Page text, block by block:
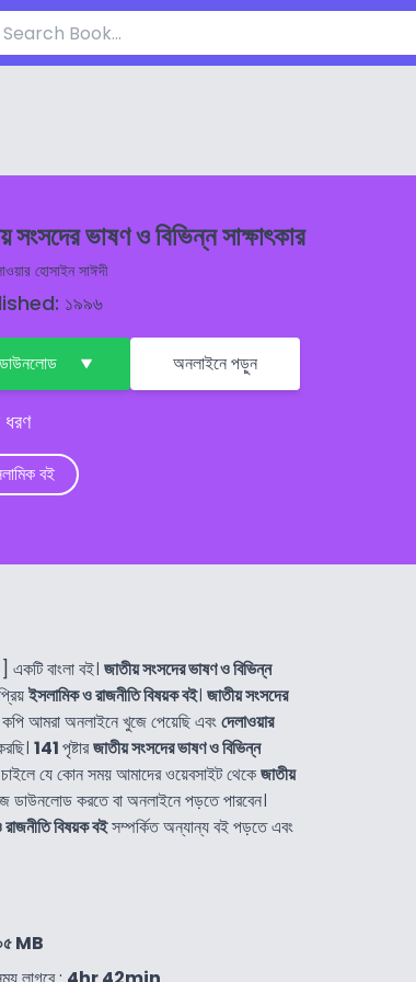
সংসদের ভাষণ ও বিভিন্ন সাক্ষাৎকার
হোসাইন সাঈদী
১৯৯৬
ডাউনলোড অনলাইনে পড়ুন
ধরণ
বই
বাংলা বই। জাতীয় সংসদের ভাষণ ও বিভিন্ন
ইসলামিক ও রাজনীতি বিষয়ক বই। জাতীয় সংসদের
আমরা অনলাইনে খুজে পেয়েছি এবংদেলাওয়ার
141পৃষ্টারজাতীয় সংসদের ভাষণ ও বিভিন্ন
যে কোন সময় আমাদের ওয়েবসাইট থেকেজাতীয়
ডাউনলোড করতে বা অনলাইনে পড়তে পারবেন।
বিষয়ক বইসম্পর্কিত অন্যান্য বই পড়তে এবং
MB